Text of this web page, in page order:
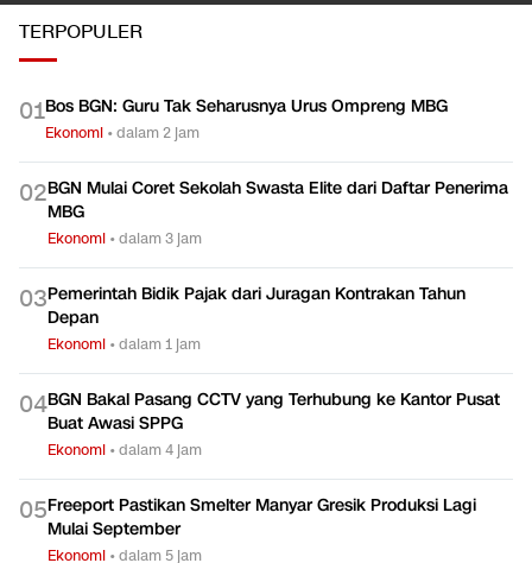
TERPOPULER
01Bos BGN: Guru Tak Seharusnya Urus Ompreng MBG
Ekonomi •dalam 2 jam
02BGN Mulai Coret Sekolah Swasta Elite dari Daftar Penerima
MBG
Ekonomi •dalam 3 jam
03Pemerintah Bidik Pajak dari Juragan Kontrakan Tahun
Depan
Ekonomi •dalam 1 jam
04BGN Bakal Pasang CCTV yang Terhubung ke Kantor Pusat
Buat Awasi SPPG
Ekonomi •dalam 4 jam
05Freeport Pastikan Smelter Manyar Gresik Produksi Lagi
Mulai September
Ekonomi •dalam 5 jam